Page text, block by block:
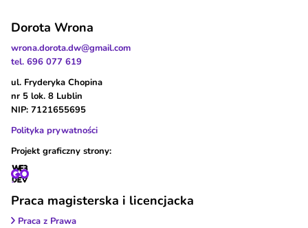
Dorota Wrona
wrona.dorota.dw@gmail.com
tel. 696 077 619
ul. Fryderyka Chopina
nr 5 lok. 8 Lublin
NIP: 7121655695
Polityka prywatności
Projekt graficzny strony:
Praca magisterska i licencjacka
Praca z Prawa